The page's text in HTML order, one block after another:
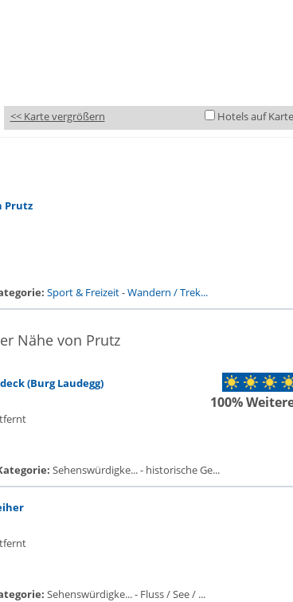
<< Karte vergrößern Hotels auf
Prutz
Sport & Freizeit-Wandern / Trek...
Nähe von Prutz
(Burg Laudegg)
100%
Sehenswürdigke... - historische Ge...
Sehenswürdigke... - Fluss / See / ...